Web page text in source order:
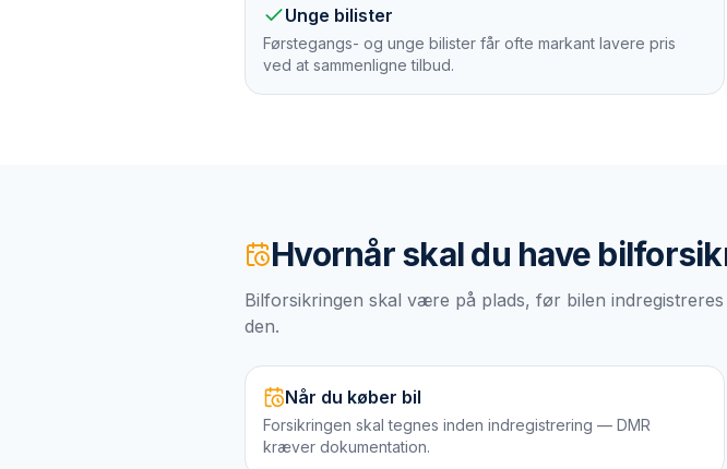
Unge bilister
Førstegangs- og unge bilister får ofte markant lavere pris
ved at sammenligne tilbud.
Hvornår skal du have
Bilforsikringen skal være på plads, før bilen
den.
Når du køber bil
Forsikringen skal tegnes inden indregistrering — DMR
kræver dokumentation.